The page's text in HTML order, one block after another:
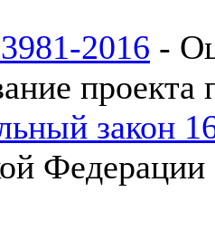
2016 -
проекта
закон
Федерации